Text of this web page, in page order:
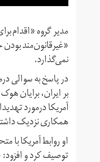
مدیر گروه «اقدام
«غیرقانون‌مند
نمی‌گذارد.
در پاسخ به سوالی
بر ایران، برایان
آمریکا درمورد
همکاری نزدیک
او روابط آمریکا
توصیف کرد و افزود: